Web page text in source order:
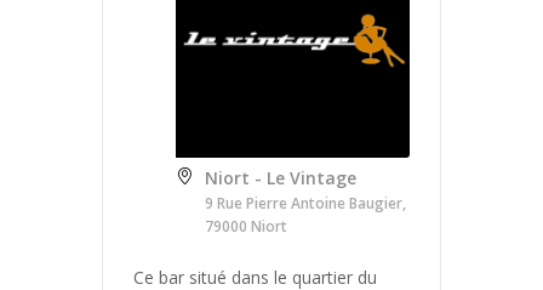
Niort - Le Vintage
9 Rue Pierre Antoine Baugier,
79000 Niort
Ce bar situé dans le quartier du